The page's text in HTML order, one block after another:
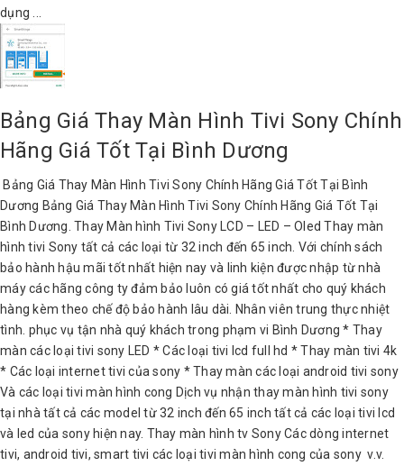
dụng ...
Bảng Giá Thay Màn Hình Tivi Sony Chính
Hãng Giá Tốt Tại Bình Dương
Bảng Giá Thay Màn Hình Tivi Sony Chính Hãng Giá Tốt Tại Bình
Dương Bảng Giá Thay Màn Hình Tivi Sony Chính Hãng Giá Tốt Tại
Bình Dương. Thay Màn hình Tivi Sony LCD – LED – Oled Thay màn
hình tivi Sony tất cả các loại từ 32 inch đến 65 inch. Với chính sách
bảo hành hậu mãi tốt nhất hiện nay và linh kiện được nhập từ nhà
máy các hãng công ty đảm bảo luôn có giá tốt nhất cho quý khách
hàng kèm theo chế độ bảo hành lâu dài. Nhân viên trung thực nhiệt
tình. phục vụ tận nhà quý khách trong phạm vi Bình Dương * Thay
màn các loại tivi sony LED * Các loại tivi lcd full hd * Thay màn tivi 4k
* Các loại internet tivi của sony * Thay màn các loại android tivi sony
Và các loại tivi màn hình cong Dịch vụ nhận thay màn hình tivi sony
tại nhà tất cả các model từ 32 inch đến 65 inch tất cả các loại tivi lcd
và led của sony hiện nay. Thay màn hình tv Sony Các dòng internet
tivi, android tivi, smart tivi các loại tivi màn hình cong của sony v.v.